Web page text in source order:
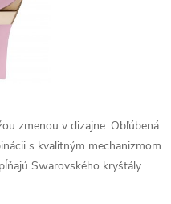
zmenou v dizajne. Obľúbená
s kvalitným mechanizmom
Swarovského kryštály.